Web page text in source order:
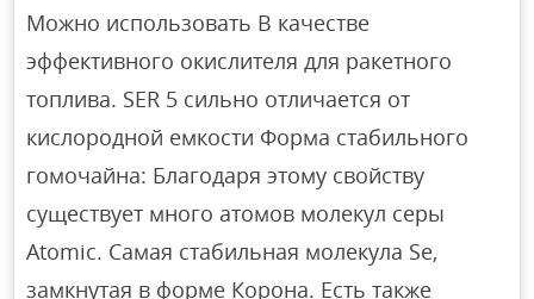
Можно использовать В качестве
эффективного окислителя для ракетного
топлива. SER 5 сильно отличается от
кислородной емкости Форма стабильного
гомочайна: Благодаря этому свойству
существует много атомов молекул серы
Atomic. Самая стабильная молекула Se,
замкнутая в форме Корона. Есть также